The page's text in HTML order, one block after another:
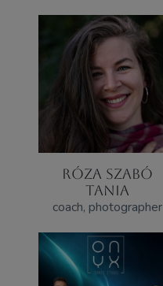
RÓZA SZABÓ
TANIA
coach, photographer